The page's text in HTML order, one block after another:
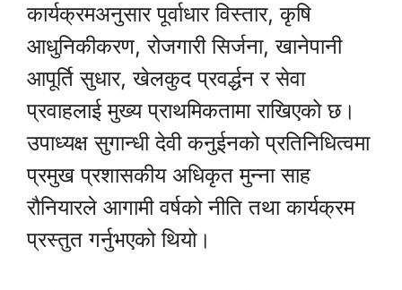
कार्यक्रमअनुसार पूर्वाधार विस्तार, कृषि
आधुनिकीकरण, रोजगारी सिर्जना, खानेपानी
आपूर्ति सुधार, खेलकुद प्रवर्द्धन र सेवा
प्रवाहलाई मुख्य प्राथमिकतामा राखिएको छ।
उपाध्यक्ष सुगान्धी देवी कनुईनको प्रतिनिधित्वमा
प्रमुख प्रशासकीय अधिकृत मुन्ना साह
रौनियारले आगामी वर्षको नीति तथा कार्यक्रम
प्रस्तुत गर्नुभएको थियो।